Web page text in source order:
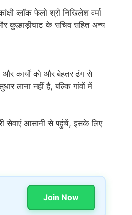
ब्लॉक फेलो श्री निखिलेश वर्मा
कुल्हाड़ीघाट के सचिव सहित अन्य
और कार्यों को और बेहतर ढंग से
लाना नहीं है, बल्कि गांवों में
सेवाएं आसानी से पहुंचें, इसके लिए
Join Now